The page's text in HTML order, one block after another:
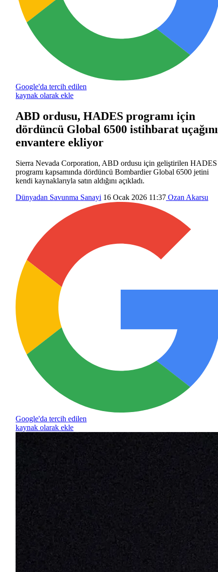
Google'da tercih edilen
kaynak olarak ekle
ABD ordusu, HADES programı için
dördüncü Global 6500 istihbarat uçağını
envantere ekliyor
Sierra Nevada Corporation, ABD ordusu için geliştirilen HADES
programı kapsamında dördüncü Bombardier Global 6500 jetini
kendi kaynaklarıyla satın aldığını açıkladı.
Dünyadan Savunma Sanayi 16 Ocak 2026 11:37 Ozan Akarsu
Google'da tercih edilen
kaynak olarak ekle